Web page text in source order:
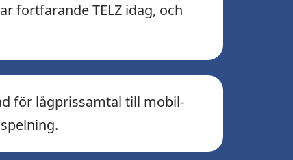
fortfarande TELZ idag, och
för lågprissamtal till mobil-